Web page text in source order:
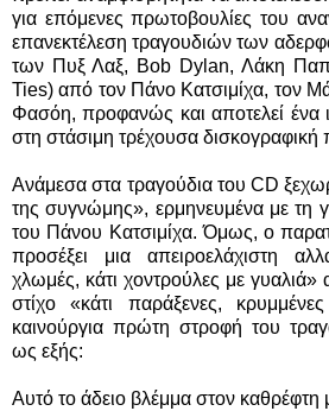
για επόμενες πρωτοβουλίες του
επανεκτέλεση τραγουδιών των
των Πυξ Λαξ, Bob Dylan, Λάκη
Ties) από τον Πάνο Κατσιμίχα, τον
Φασόη, προφανώς και αποτελεί ένα
στη στάσιμη τρέχουσα
Ανάμεσα στα τραγούδια του CD
της συγνώμης», ερμηνευμένα με τη
του Πάνου Κατσιμίχα. Όμως, ο
προσέξει μια απειροελάχιστη
χλωμές, κάτι χοντρούλες με γυαλιά»
στίχο «κάτι παράξενες,
καινούργια πρώτη στροφή του
ως εξής:
Αυτό το άδειο βλέμμα στον καθρέφτη